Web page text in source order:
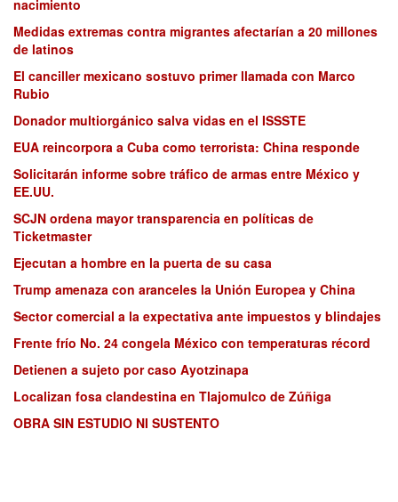
nacimiento
Medidas extremas contra migrantes afectarían a 20 millones
de latinos
El canciller mexicano sostuvo primer llamada con Marco
Rubio
Donador multiorgánico salva vidas en el ISSSTE
EUA reincorpora a Cuba como terrorista: China responde
Solicitarán informe sobre tráfico de armas entre México y
EE.UU.
SCJN ordena mayor transparencia en políticas de
Ticketmaster
Ejecutan a hombre en la puerta de su casa
Trump amenaza con aranceles la Unión Europea y China
Sector comercial a la expectativa ante impuestos y blindajes
Frente frío No. 24 congela México con temperaturas récord
Detienen a sujeto por caso Ayotzinapa
Localizan fosa clandestina en Tlajomulco de Zúñiga
OBRA SIN ESTUDIO NI SUSTENTO